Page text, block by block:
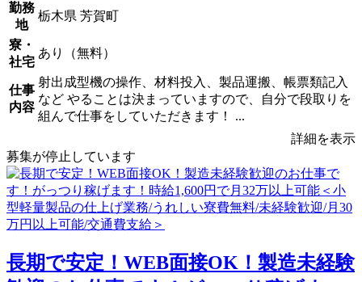
勤務
地
栃木県 芳賀町
寮・
社宅
あり（無料）
仕事
内容
射出成型機の操作、材料投入、製品運搬、帳票類記入
など やることは決まっていますので、自分で段取りを
組んで仕事をしていただきます！ ...
詳細を表示
募集が停止しています
長期で安定！WEB面接OK！製造未経験